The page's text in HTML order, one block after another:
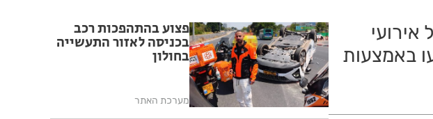
באמצעות
פצוע בהתהפכות רכב
בכניסה לאזור התעשייה
בחולון
מערכת האתר